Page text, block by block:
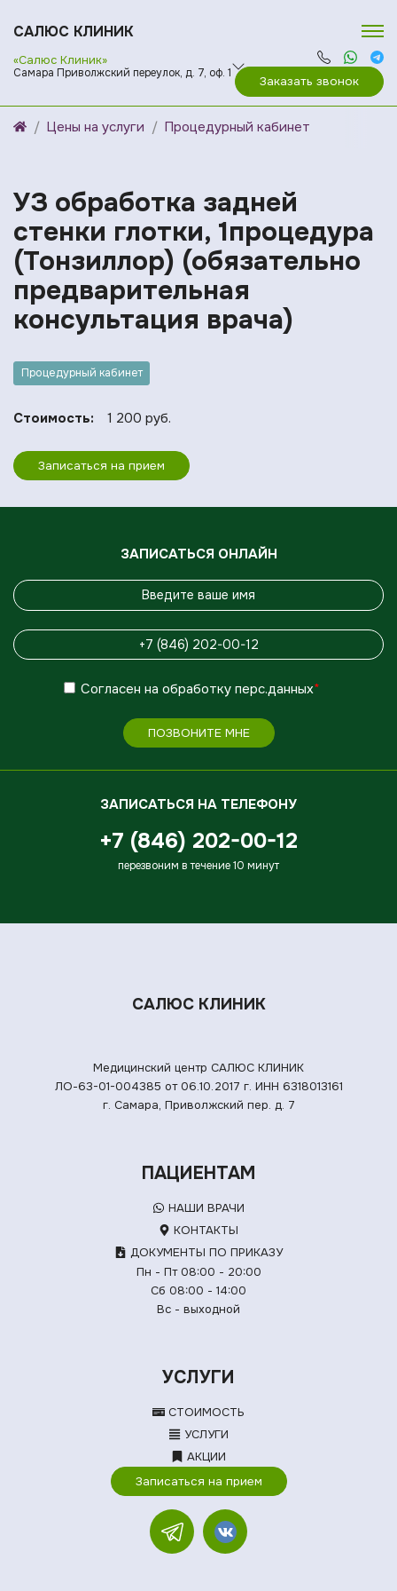
САЛЮС КЛИНИК
«Салюс Клиник»
Самара Приволжский переулок, д. 7, оф. 1
Заказать звонок
Цены на услуги Процедурный кабинет
УЗ обработка задней
стенки глотки, 1процедура
(Тонзиллор) (обязательно
предварительная
консультация врача)
Процедурный кабинет
Стоимость: 1 200 руб.
Записаться на прием
ЗАПИСАТЬСЯ ОНЛАЙН
Согласен на обработку перс.данных*
ПОЗВОНИТЕ МНЕ
ЗАПИСАТЬСЯ НА ТЕЛЕФОНУ
+7 (846) 202-00-12
перезвоним в течение 10 минут
САЛЮС КЛИНИК
Медицинский центр САЛЮС КЛИНИК
ЛО-63-01-004385 от 06.10.2017 г. ИНН 6318013161
г. Самара, Приволжский пер. д. 7
ПАЦИЕНТАМ
НАШИ ВРАЧИ
КОНТАКТЫ
ДОКУМЕНТЫ ПО ПРИКАЗУ
Пн - Пт 08:00 - 20:00
Сб 08:00 - 14:00
Вс - выходной
УСЛУГИ
СТОИМОСТЬ
УСЛУГИ
АКЦИИ
Записаться на прием